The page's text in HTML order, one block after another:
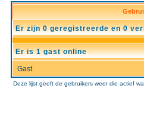
Er zijn 0 geregistreerde en 0
Er is 1 gast online
Gast
Deze lijst geeft de gebruikers weer die actief